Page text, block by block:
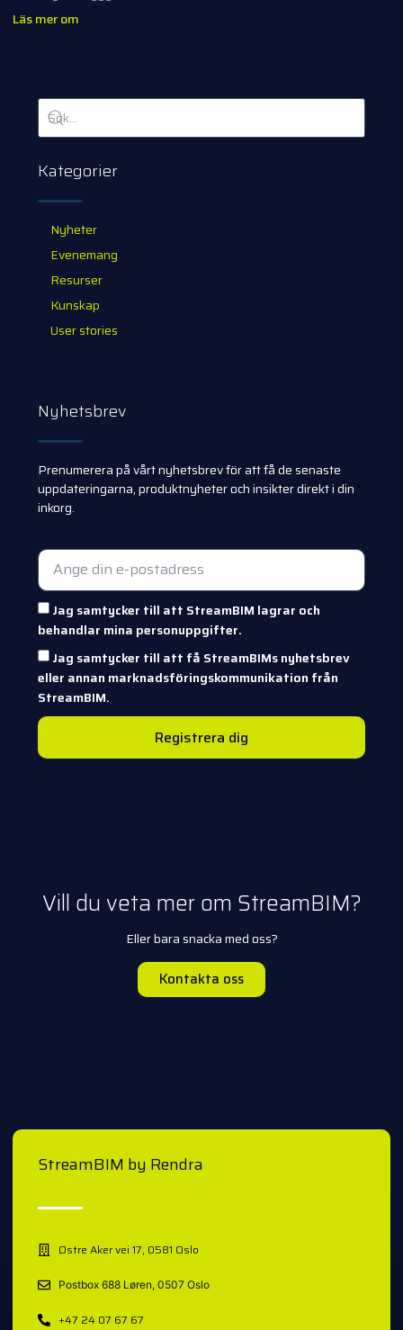
Läs mer om
Kategorier
Nyheter
Evenemang
Resurser
Kunskap
User stories
Nyhetsbrev
Prenumerera på vårt nyhetsbrev för att få de senaste
uppdateringarna, produktnyheter och insikter direkt i din
inkorg.
Jag samtycker till att StreamBIM lagrar och
behandlar mina personuppgifter.
Jag samtycker till att få StreamBIMs nyhetsbrev
eller annan marknadsföringskommunikation från
StreamBIM.
Registrera dig
Vill du veta mer om StreamBIM?
Eller bara snacka med oss?
Kontakta oss
StreamBIM by Rendra
Østre Aker vei 17, 0581 Oslo
Postbox 688 Løren, 0507 Oslo
+47 24 07 67 67